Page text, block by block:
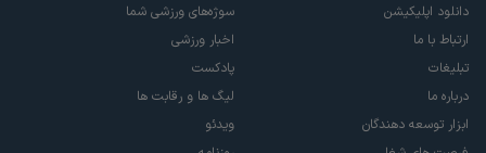
دانلود اپلیکیشن
ارتباط با ما
تبلیغات
درباره ما
ابزار توسعه دهندگان
سوژه‌های ورزشی شما
اخبار ورزشی
پادکست
لیگ ها و رقابت ها
ویدئو